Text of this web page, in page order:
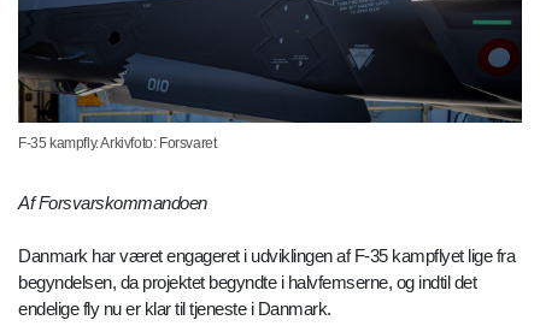
F-35 kampfly. Arkivfoto: Forsvaret
Af Forsvarskommandoen
Danmark har været engageret i udviklingen af F-35 kampflyet lige fra
begyndelsen, da projektet begyndte i halvfemserne, og indtil det
endelige fly nu er klar til tjeneste i Danmark.